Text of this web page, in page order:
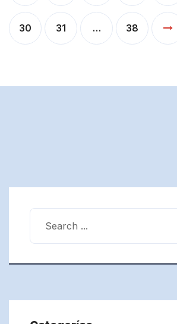
de
entradas
30 31 … 38